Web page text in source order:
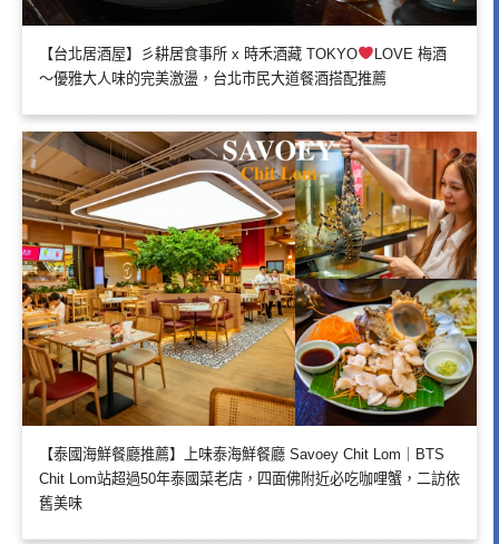
【台北居酒屋】彡耕居食事所 x 時禾酒藏 TOKYO
LOVE 梅酒
～優雅大人味的完美激盪，台北市民大道餐酒搭配推薦
【泰國海鮮餐廳推薦】上味泰海鮮餐廳 Savoey Chit Lom｜BTS
Chit Lom站超過50年泰國菜老店，四面佛附近必吃咖哩蟹，二訪依
舊美味